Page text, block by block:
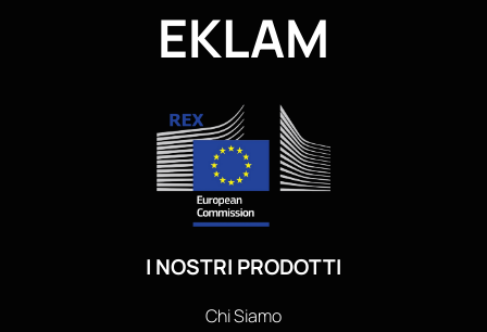
EKLAM
I NOSTRI PRODOTTI
Chi Siamo